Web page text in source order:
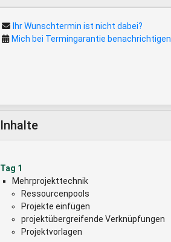
Ihr Wunschtermin ist nicht dabei?
Mich bei Termingarantie benachrichtigen.
Inhalte
Tag 1
Mehrprojekttechnik
Ressourcenpools
Projekte einfügen
projektübergreifende Verknüpfungen
Projektvorlagen